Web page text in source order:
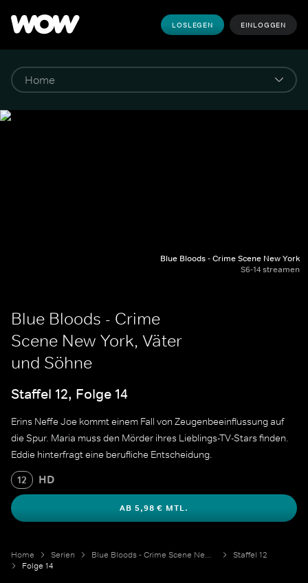
LOSLEGEN EINLOGGEN
Blue Bloods - Crime Scene New York
S6-14 streamen
Blue Bloods - Crime
Scene New York, Väter
und Söhne
Staffel 12, Folge 14
Erins Neffe Joe kommt einem Fall von Zeugenbeeinflussung auf
die Spur. Maria muss den Mörder ihres Lieblings-TV-Stars finden.
Eddie hinterfragt eine berufliche Entscheidung.
12 HD
AB 5,98 € MTL.
Home Serien Blue Bloods - Crime Scene New York
Staffel 12
Folge 14